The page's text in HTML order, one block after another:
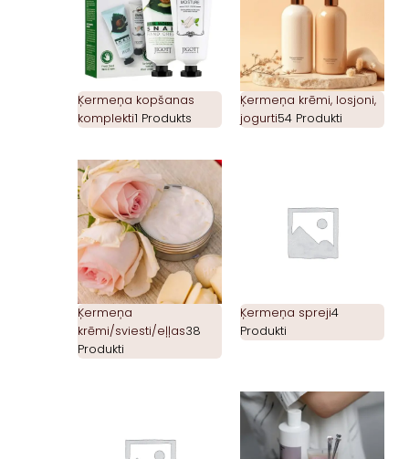
Ķermeņa kopšanas
komplekti1 Produkts
Ķermeņa krēmi, losjoni,
jogurti54 Produkti
Ķermeņa
krēmi/sviesti/eļļas38
Produkti
Ķermeņa spreji4
Produkti